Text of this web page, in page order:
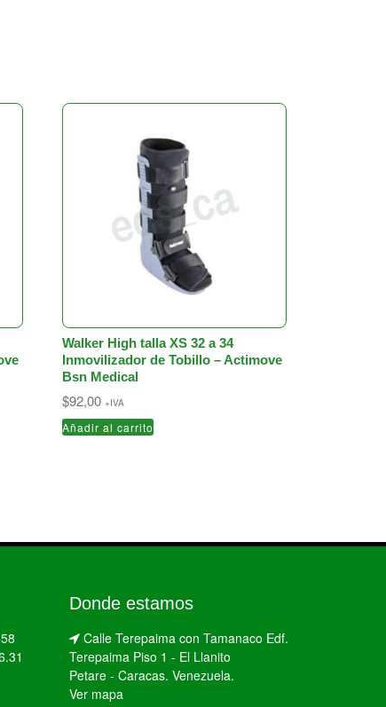
Walker High talla XS 32 a 34
Inmovilizador de Tobillo – Actimove
Bsn Medical
$92,00 +IVA
Añadir al carrito
Donde estamos
Calle Terepaima con Tamanaco Edf.
Terepaima Piso 1 - El Llanito
Petare - Caracas. Venezuela.
Ver mapa